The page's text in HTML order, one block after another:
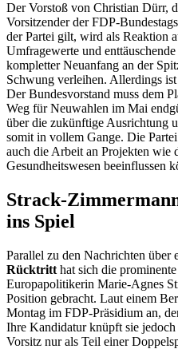
Der Vorstoß von Christian Dürr,
Vorsitzender der FDP-
der Partei gilt, wird als Reaktion
Umfragewerte und
kompletter Neuanfang an der
Schwung verleihen. Allerdings
Der Bundesvorstand muss dem
Weg für Neuwahlen im Mai
über die zukünftige Ausrichtung
somit in vollem Gange. Die
auch die Arbeit an Projekten wie
Gesundheitswesen beeinflussen
Strack-
ins Spiel
Parallel zu den Nachrichten über
Rücktritt hat sich die
Europapolitikerin Marie-Agnes
Position gebracht. Laut einem
Montag im FDP-Präsidium an,
Ihre Kandidatur knüpft sie
Vorsitz nur als Teil einer